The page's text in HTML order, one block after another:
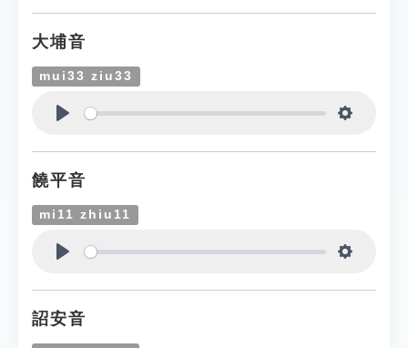
大埔音
mui33 ziu33
饒平音
mi11 zhiu11
詔安音